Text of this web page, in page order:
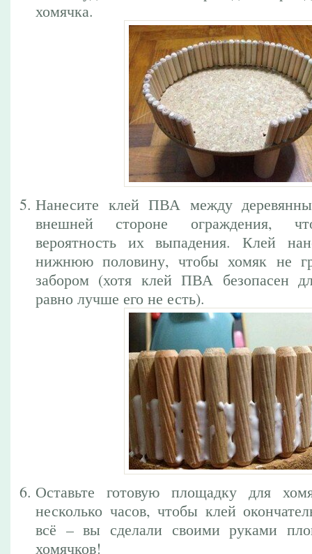
хомячка.
Нанесите клей ПВА между
внешней стороне ограждения,
вероятность их выпадения. Клей
нижнюю половину, чтобы хомяк не
забором (хотя клей ПВА безопасен
равно лучше его не есть).
Оставьте готовую площадку для
несколько часов, чтобы клей
всё – вы сделали своими руками
хомячков!